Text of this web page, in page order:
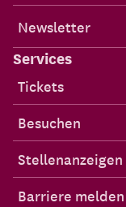
Newsletter
Services
Tickets
Besuchen
Stellenanzeigen
Barriere melden